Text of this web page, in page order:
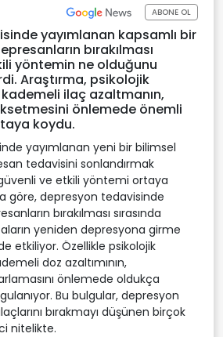
ABONE OL
yayımlanan kapsamlı bir
bırakılması
yöntemin ne olduğunu
Araştırma, psikolojik
ilaç azaltmanın,
önlemede önemli
koydu.
yayımlanan yeni bir bilimsel
tedavisini sonlandırmak
ve etkili yöntemi ortaya
göre, depresyon tedavisinde
bırakılması sırasında
yeniden depresyona girme
etkiliyor. Özellikle psikolojik
doz azaltımının,
önlemede oldukça
Bu bulgular, depresyon
bırakmayı düşünen birçok
nitelikte.